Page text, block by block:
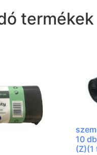
termékek
10
(Z)(1